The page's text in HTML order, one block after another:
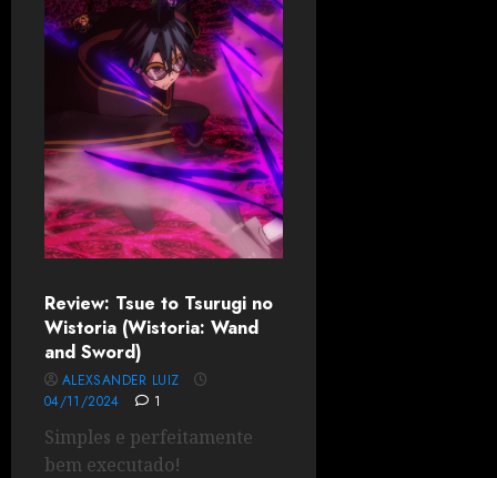
Review: Tsue to Tsurugi no
Wistoria (Wistoria: Wand
and Sword)
ALEXSANDER LUIZ
04/11/2024
1
Simples e perfeitamente
bem executado!